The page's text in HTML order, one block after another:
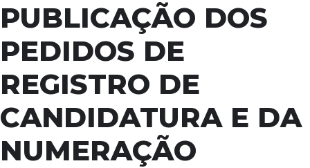
PUBLICAÇÃO DOS
PEDIDOS DE
REGISTRO DE
CANDIDATURA E DA
NUMERAÇÃO